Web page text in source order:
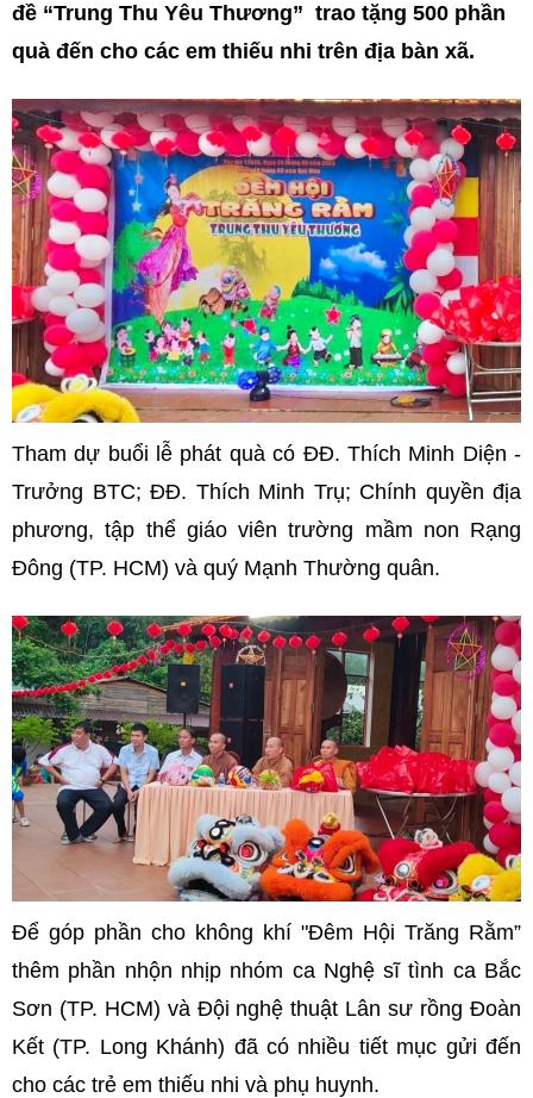
đề “Trung Thu Yêu Thương” trao tặng 500 phần
quà đến cho các em thiếu nhi trên địa bàn xã.
Tham dự buổi lễ phát quà có ĐĐ. Thích Minh Diện -
Trưởng BTC; ĐĐ. Thích Minh Trụ; Chính quyền địa
phương, tập thể giáo viên trường mầm non Rạng
Đông (TP. HCM) và quý Mạnh Thường quân.
Để góp phần cho không khí "Đêm Hội Trăng Rằm”
thêm phần nhộn nhịp nhóm ca Nghệ sĩ tình ca Bắc
Sơn (TP. HCM) và Đội nghệ thuật Lân sư rồng Đoàn
Kết (TP. Long Khánh) đã có nhiều tiết mục gửi đến
cho các trẻ em thiếu nhi và phụ huynh.